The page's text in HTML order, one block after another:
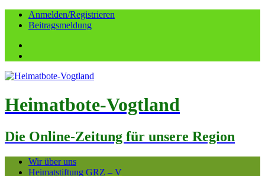
Anmelden/Registrieren
Beitragsmeldung
Heimatbote-Vogtland
Die Online-Zeitung für unsere Region
Wir über uns
Heimatstiftung GRZ – V